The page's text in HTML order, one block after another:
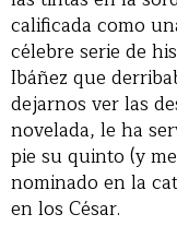
calificada como
célebre serie de
Ibáñez que
dejarnos ver las
novelada, le ha
pie su quinto (y
nominado en la
en los César.